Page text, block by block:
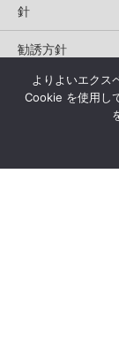
針
勧誘方針
よりよいエクス
Cookie を使用し